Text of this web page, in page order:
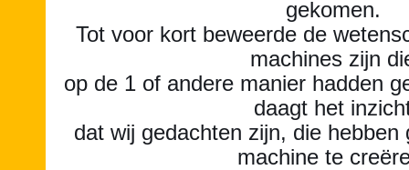
gekomen.
Tot voor kort beweerde de
machines zijn
op de 1 of andere manier hadden
daagt het
dat wij gedachten zijn, die hebben
machine te